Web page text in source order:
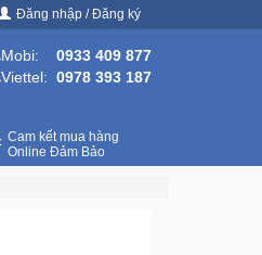
Đăng nhập / Đăng ký
Mobi:
0933 409 877
Viettel: 0978 393 187
Cam kết mua hàng
Online Đảm Bảo